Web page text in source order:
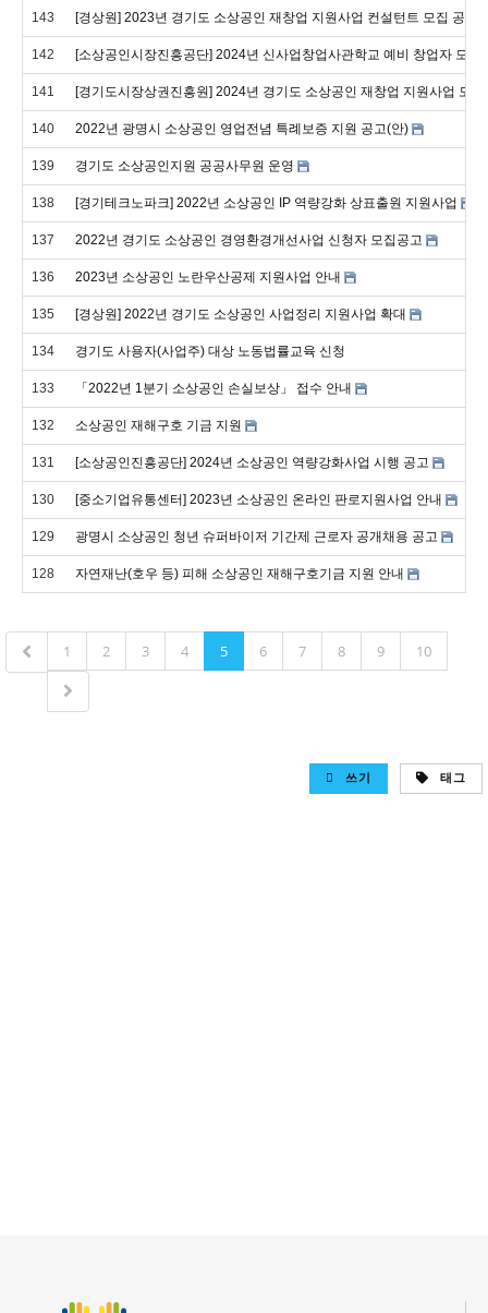
143 [경상원] 2023년 경기도 소상공인 재창업 지원사업 컨설턴트 모집 공고
142 [소상공인시장진흥공단] 2024년 신사업창업사관학교 예비 창업자 모집
141 [경기도시장상권진흥원] 2024년 경기도 소상공인 재창업 지원사업 모집
140 2022년 광명시 소상공인 영업전념 특례보증 지원 공고(안)
139 경기도 소상공인지원 공공사무원 운영
138 [경기테크노파크] 2022년 소상공인 IP 역량강화 상표출원 지원사업
137 2022년 경기도 소상공인 경영환경개선사업 신청자 모집공고
136 2023년 소상공인 노란우산공제 지원사업 안내
135 [경상원] 2022년 경기도 소상공인 사업정리 지원사업 확대
134 경기도 사용자(사업주) 대상 노동법률교육 신청
133 「2022년 1분기 소상공인 손실보상」 접수 안내
132 소상공인 재해구호 기금 지원
131 [소상공인진흥공단] 2024년 소상공인 역량강화사업 시행 공고
130 [중소기업유통센터] 2023년 소상공인 온라인 판로지원사업 안내
129 광명시 소상공인 청년 슈퍼바이저 기간제 근로자 공개채용 공고
128 자연재난(호우 등) 피해 소상공인 재해구호기금 지원 안내
1 2 3 4 5 6 7 8 9 10
쓰기 태그